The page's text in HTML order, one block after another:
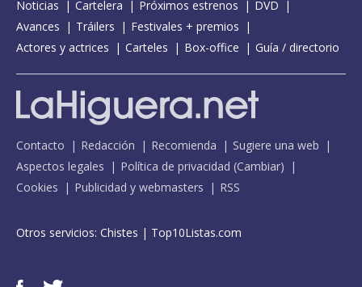
Noticias Cartelera Próximos estrenos
DVD
Avances
Tráilers
Festivales + premios
Actores y actrices
Carteles Box-office Guía / directorio
Contacto Redacción Recomienda
Sugiere una web
Aspectos legales
Política de privacidad (Cambiar)
Cookies
Publicidad y webmasters RSS
Otros servicios: Chistes | Top10Listas.com